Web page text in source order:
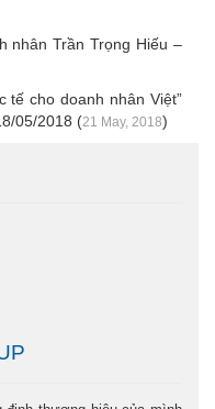
nhân Trần Trọng Hiếu –
tế cho doanh nhân Việt”
05/2018 (21 May, 2018)